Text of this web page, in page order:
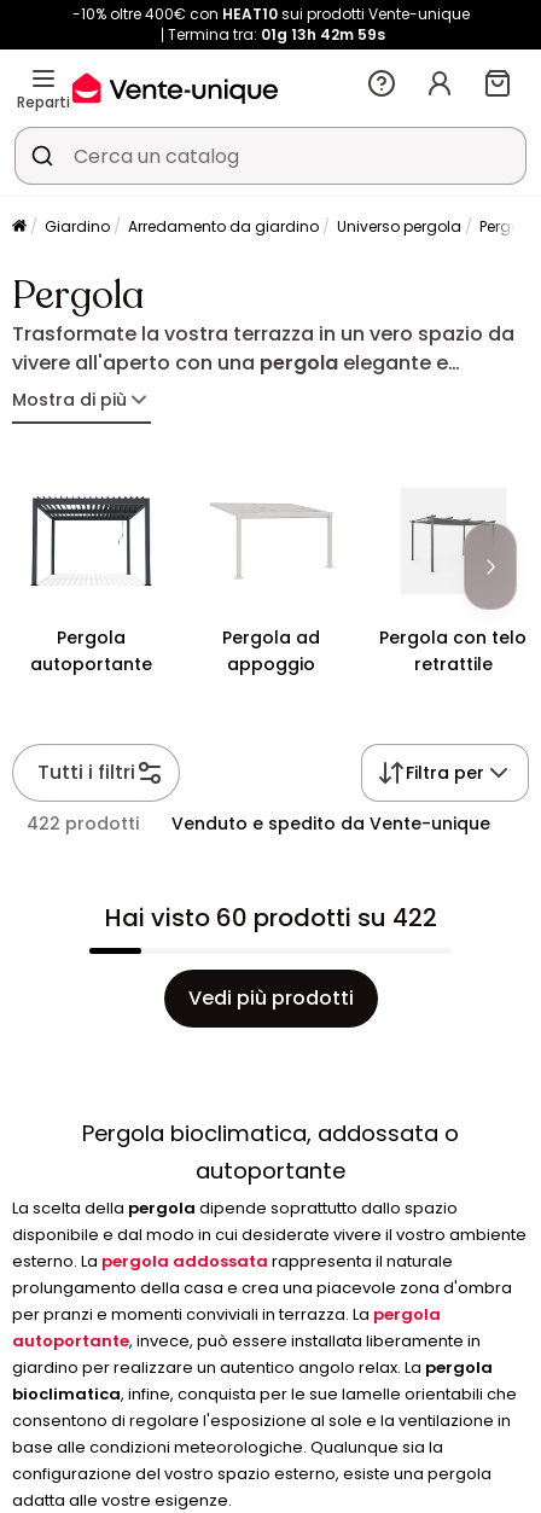
-10% oltre 400€ con HEAT10sui prodotti Vente-unique
Termina tra: 01g 13h 42m 59s
Reparti
Giardino Arredamento da giardino Universo pergola Pergola
Pergola
Trasformate la vostra terrazza in un vero spazio da
vivere all'aperto con una pergola elegante e
funzionale. Ideale per proteggersi dal sole e creare
una zona accogliente per pranzi, cene e momenti di
a ogni esigenza per godere del giardino o della
terrazza durante tutto l'anno.
Mostra di più
Pergola
autoportante
Pergola ad
appoggio
Pergola con telo
retrattile
Tutti i filtri Filtra per
422 prodotti Venduto e spedito da Vente-unique
Hai visto 60 prodotti su 422
Vedi più prodotti
Pergola bioclimatica, addossata o
autoportante
La scelta della pergola dipende soprattutto dallo spazio
disponibile e dal modo in cui desiderate vivere il vostro ambiente
esterno. La pergola addossata rappresenta il naturale
prolungamento della casa e crea una piacevole zona d'ombra
per pranzi e momenti conviviali in terrazza. La pergola
autoportante, invece, può essere installata liberamente in
giardino per realizzare un autentico angolo relax. La pergola
bioclimatica, infine, conquista per le sue lamelle orientabili che
consentono di regolare l'esposizione al sole e la ventilazione in
base alle condizioni meteorologiche. Qualunque sia la
configurazione del vostro spazio esterno, esiste una pergola
adatta alle vostre esigenze.